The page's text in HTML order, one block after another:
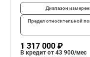
Диапазон
Предел относительной
1 317 000 ₽
В кредит от 43 900/мес